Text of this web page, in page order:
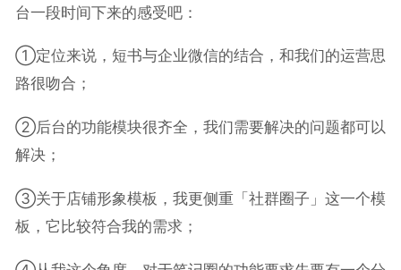
台一段时间下来的感受吧：
①定位来说，短书与企业微信的结合，和我们的运营思
路很吻合；
②后台的功能模块很齐全，我们需要解决的问题都可以
解决；
③关于店铺形象模板，我更侧重「社群圈子」这一个模
板，它比较符合我的需求；